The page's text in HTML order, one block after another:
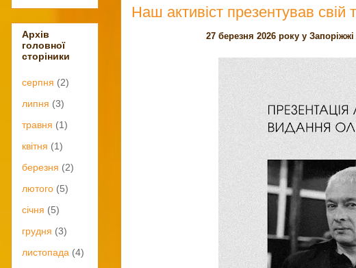
Наш активіст презентував свій
27 березня 2026 року у
Архів
головної
сторіники
серпня (2)
липня (3)
травня (1)
квітня (1)
березня (2)
лютого (5)
січня (5)
грудня (3)
листопада (4)